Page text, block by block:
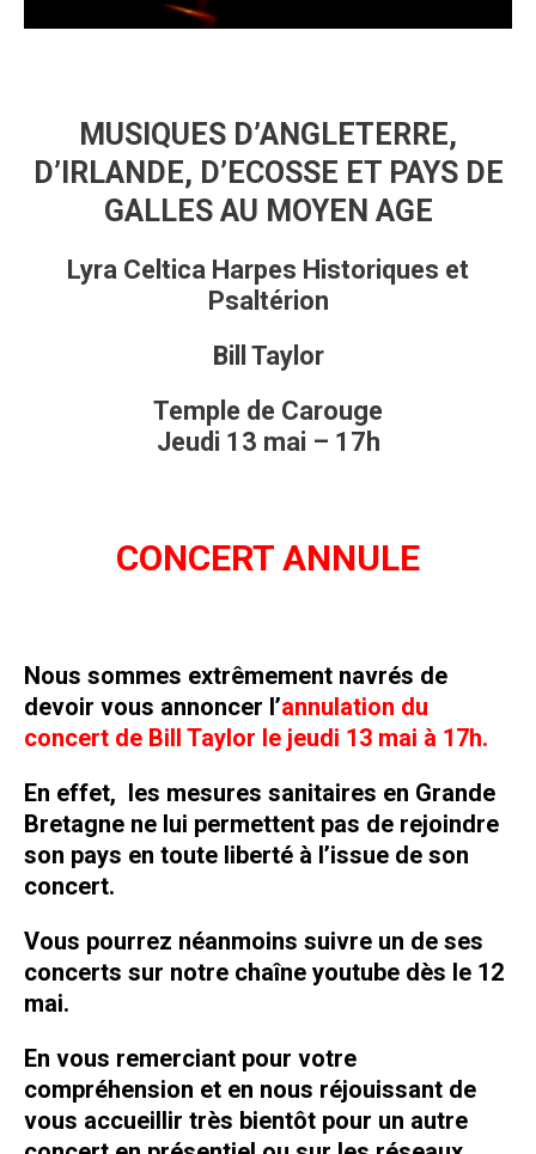
MUSIQUES D’ANGLETERRE,
D’IRLANDE, D’ECOSSE ET PAYS DE
GALLES AU MOYEN AGE
Lyra Celtica Harpes Historiques et
Psaltérion
Bill Taylor
Temple de Carouge
Jeudi 13 mai – 17h
CONCERT ANNULE
Nous sommes extrêmement navrés de
devoir vous annoncer l’annulation du
concert de Bill Taylor le jeudi 13 mai à 17h.
En effet, les mesures sanitaires en Grande
Bretagne ne lui permettent pas de rejoindre
son pays en toute liberté à l’issue de son
concert.
Vous pourrez néanmoins suivre un de ses
concerts sur notre chaîne youtube dès le 12
mai.
En vous remerciant pour votre
compréhension et en nous réjouissant de
vous accueillir très bientôt pour un autre